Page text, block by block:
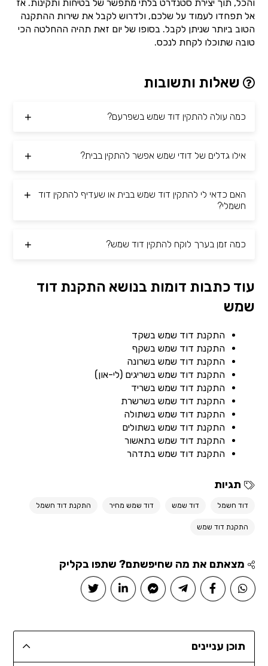
והכל, תוך יצירת סטנדרט בלתי מתפשר של בטיחות ותקינות. אז
אל תפחדו לעמוד על שלכם, ולדרוש לקבל את שירות ההתקנה
הטוב ביותר שניתן לקבל. בסופו של יום זאת תהיה ההחלטה הכי
טובה שתוכלו לקחת לנכס.
שאלות ותשובות
כמה עולה להתקין דוד שמש בשפרעם?
אילו גדלים של דודי שמש אפשר להתקין בבית?
האם כדאי לי להתקין דוד שמש בבית או שעדיף להתקין דוד
חשמלי?
כמה זמן בערך לוקח להתקין דוד שמש?
עוד כתבות דומות בנושא התקנת דוד
שמש
התקנת דוד שמש בשקד
התקנת דוד שמש בשקף
התקנת דוד שמש בשרונה
התקנת דוד שמש בשריגים (לי-און)
התקנת דוד שמש בשריד
התקנת דוד שמש בשרשרת
התקנת דוד שמש בשתולה
התקנת דוד שמש בשתולים
התקנת דוד שמש בתאשור
התקנת דוד שמש בתדהר
תגיות
דוד חשמל דוד שמש דוד שמש מחיר התקנת דוד חשמל
התקנת דוד שמש
מצאתם את מה שחיפשתם? שתפו בקליק
תוכן עניינים